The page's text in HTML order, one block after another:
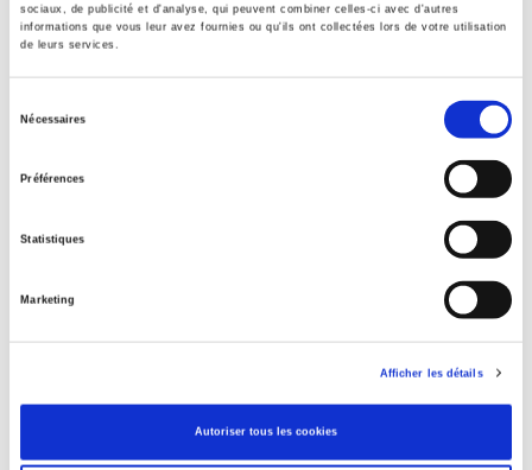
sociaux, de publicité et d'analyse, qui peuvent combiner celles-ci avec d'autres
informations que vous leur avez fournies ou qu'ils ont collectées lors de votre utilisation
de leurs services.
Nécessaires
Préférences
Statistiques
Marketing
Afficher les détails
Autoriser tous les cookies
Eduquer pour le climat ?